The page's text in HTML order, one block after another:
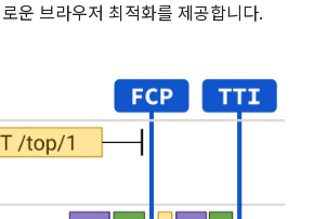
운 브라우저 최적화를 제공합니다.